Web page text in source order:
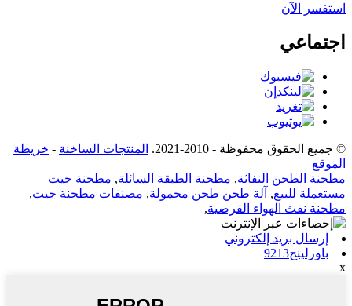
استفسر الآن
اجتماعي
© جميع الحقوق محفوظة - 2010-2021. المنتجات الساخنة - خريطة
الموقع
مطحنة الطحن النفاثة, مطحنة الطبقة السائلة, مطحنة جيت
مستعملة للبيع, آلة طحن طحن محمولة, مصنفات مطحنة جيت,
مطحنة نفث الهواء القرصية,
إرسال بريد إلكتروني
باورلينج9213
x